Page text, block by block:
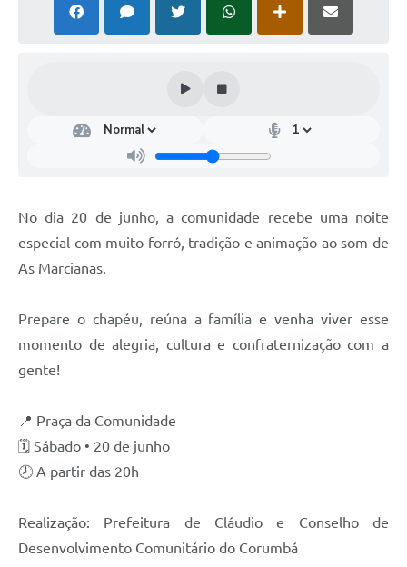
No dia 20 de junho, a comunidade recebe uma noite
especial com muito forró, tradição e animação ao som de
As Marcianas.
Prepare o chapéu, reúna a família e venha viver esse
momento de alegria, cultura e confraternização com a
gente!
📍 Praça da Comunidade
🗓 Sábado • 20 de junho
🕗 A partir das 20h
Realização: Prefeitura de Cláudio e Conselho de
Desenvolvimento Comunitário do Corumbá